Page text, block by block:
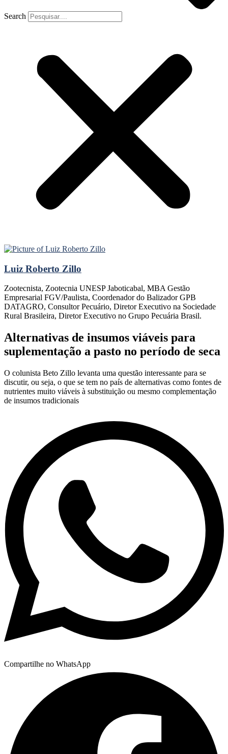
Search
Luiz Roberto Zillo
Zootecnista, Zootecnia UNESP Jaboticabal, MBA Gestão
Empresarial FGV/Paulista, Coordenador do Balizador GPB
DATAGRO, Consultor Pecuário, Diretor Executivo na Sociedade
Rural Brasileira, Diretor Executivo no Grupo Pecuária Brasil.
Alternativas de insumos viáveis para
suplementação a pasto no período de seca
O colunista Beto Zillo levanta uma questão interessante para se
discutir, ou seja, o que se tem no país de alternativas como fontes de
nutrientes muito viáveis à substituição ou mesmo complementação
de insumos tradicionais
Compartilhe no WhatsApp